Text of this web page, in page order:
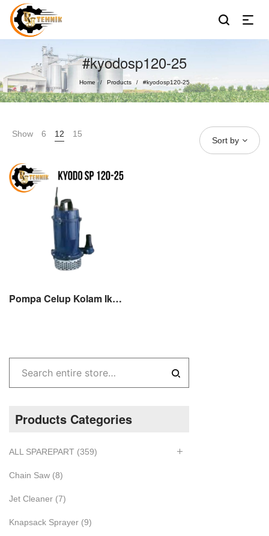
#kyodosp120-25
Home / Products / #kyodosp120-25
Show 6 12 15
Sort by
Pompa Celup Kolam Ikan Kyodo SP 120-25 Pompa Celup Air kotor 125wat 1″
Products Categories
ALL SPAREPART (359)
Chain Saw (8)
Jet Cleaner (7)
Knapsack Sprayer (9)